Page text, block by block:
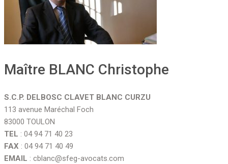
Maître BLANC Christophe
S.C.P. DELBOSC CLAVET BLANC CURZU
113 avenue Maréchal Foch
83000 TOULON
TEL : 04 94 71 40 23
FAX : 04 94 71 40 49
EMAIL : cblanc@sfeg-avocats.com